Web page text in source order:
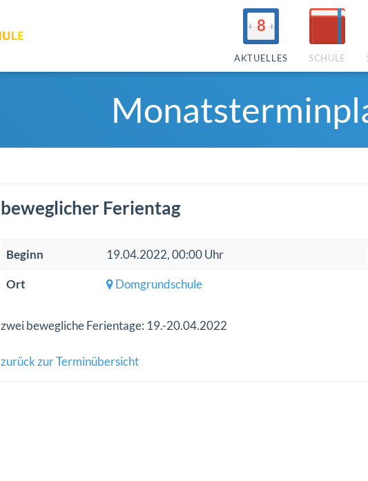
8
AKTUELLES SCHULE
beweglicher Ferientag
Beginn 19.04.2022, 00:00 Uhr
Ort Domgrundschule
zwei bewegliche Ferientage: 19.-20.04.2022
zurück zur Terminübersicht